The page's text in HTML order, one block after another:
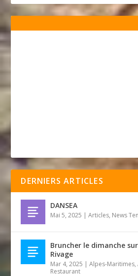
DERNIERS ARTICLES
DANSEA
Mai 5, 2025 |Articles, News
Bruncher le dimanche
Rivage
Mar 4, 2025 |Alpes-Maritimes,
Restaurant